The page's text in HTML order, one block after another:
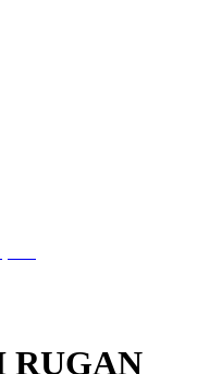
RUGAN